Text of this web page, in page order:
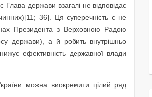
Глава держави взагалі не відповідає
36]. Ця суперечність є не
Президента з Верховною Радою
держави), а й робить внутрішньо
ефективність державної влади
можна виокремити цілий ряд